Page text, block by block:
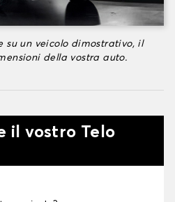
su un veicolo dimostrativo, il
della vostra auto.
il vostro Telo